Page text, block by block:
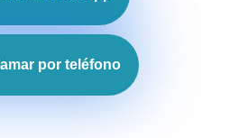
por teléfono